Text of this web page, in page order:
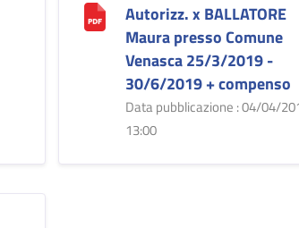
Autorizz. x BALLATORE
Maura presso Comune
Venasca 25/3/2019 -
30/6/2019 + compenso
Data pubblicazione : 04/04/
13:00